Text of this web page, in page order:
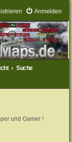
Anmelden
Suche
und Gamer !